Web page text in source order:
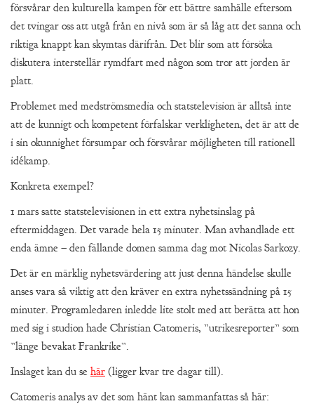
försvårar den kulturella kampen för ett bättre samhälle eftersom
det tvingar oss att utgå från en nivå som är så låg att det sanna och
riktiga knappt kan skymtas därifrån. Det blir som att försöka
diskutera interstellär rymdfart med någon som tror att jorden är
platt.
Problemet med medströmsmedia och statstelevision är alltså inte
att de kunnigt och kompetent förfalskar verkligheten, det är att de
i sin okunnighet försumpar och försvårar möjligheten till rationell
idékamp.
Konkreta exempel?
1 mars satte statstelevisionen in ett extra nyhetsinslag på
eftermiddagen. Det varade hela 15 minuter. Man avhandlade ett
enda ämne – den fällande domen samma dag mot Nicolas Sarkozy.
Det är en märklig nyhetsvärdering att just denna händelse skulle
anses vara så viktig att den kräver en extra nyhetssändning på 15
minuter. Programledaren inledde lite stolt med att berätta att hon
med sig i studion hade Christian Catomeris, ”utrikesreporter” som
”länge bevakat Frankrike”.
Inslaget kan du se här (ligger kvar tre dagar till).
Catomeris analys av det som hänt kan sammanfattas så här: